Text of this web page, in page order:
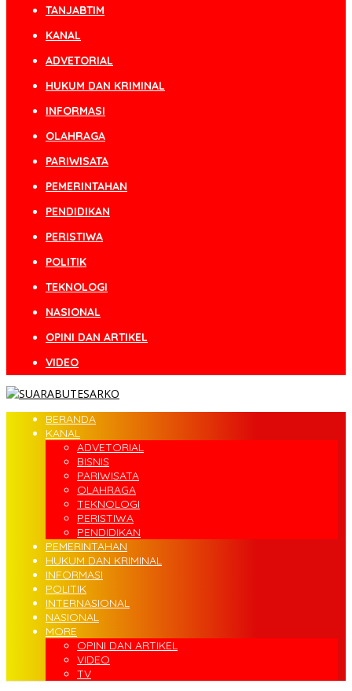
TANJABTIM
KANAL
ADVETORIAL
HUKUM DAN KRIMINAL
INFORMASI
OLAHRAGA
PARIWISATA
PEMERINTAHAN
PENDIDIKAN
PERISTIWA
POLITIK
TEKNOLOGI
NASIONAL
OPINI DAN ARTIKEL
VIDEO
BERANDA
KANAL
ADVETORIAL
BISNIS
PARIWISATA
OLAHRAGA
TEKNOLOGI
PERISTIWA
PENDIDIKAN
PEMERINTAHAN
HUKUM DAN KRIMINAL
INFORMASI
POLITIK
INTERNASIONAL
NASIONAL
MORE
OPINI DAN ARTIKEL
VIDEO
TV